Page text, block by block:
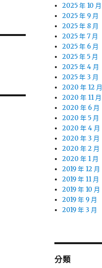
2025 年 10 月
2025 年 9 月
2025 年 8 月
2025 年 7 月
2025 年 6 月
2025 年 5 月
2025 年 4 月
2025 年 3 月
2020 年 12 月
2020 年 11 月
2020 年 6 月
2020 年 5 月
2020 年 4 月
2020 年 3 月
2020 年 2 月
2020 年 1 月
2019 年 12 月
2019 年 11 月
2019 年 10 月
2019 年 9 月
2019 年 3 月
分類